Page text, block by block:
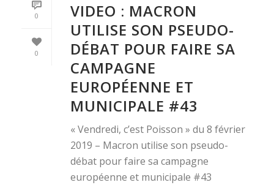
0
0
VIDEO : MACRON
UTILISE SON PSEUDO-
DÉBAT POUR FAIRE SA
CAMPAGNE
EUROPÉENNE ET
MUNICIPALE #43
« Vendredi, c’est Poisson » du 8 février
2019 – Macron utilise son pseudo-
débat pour faire sa campagne
européenne et municipale #43